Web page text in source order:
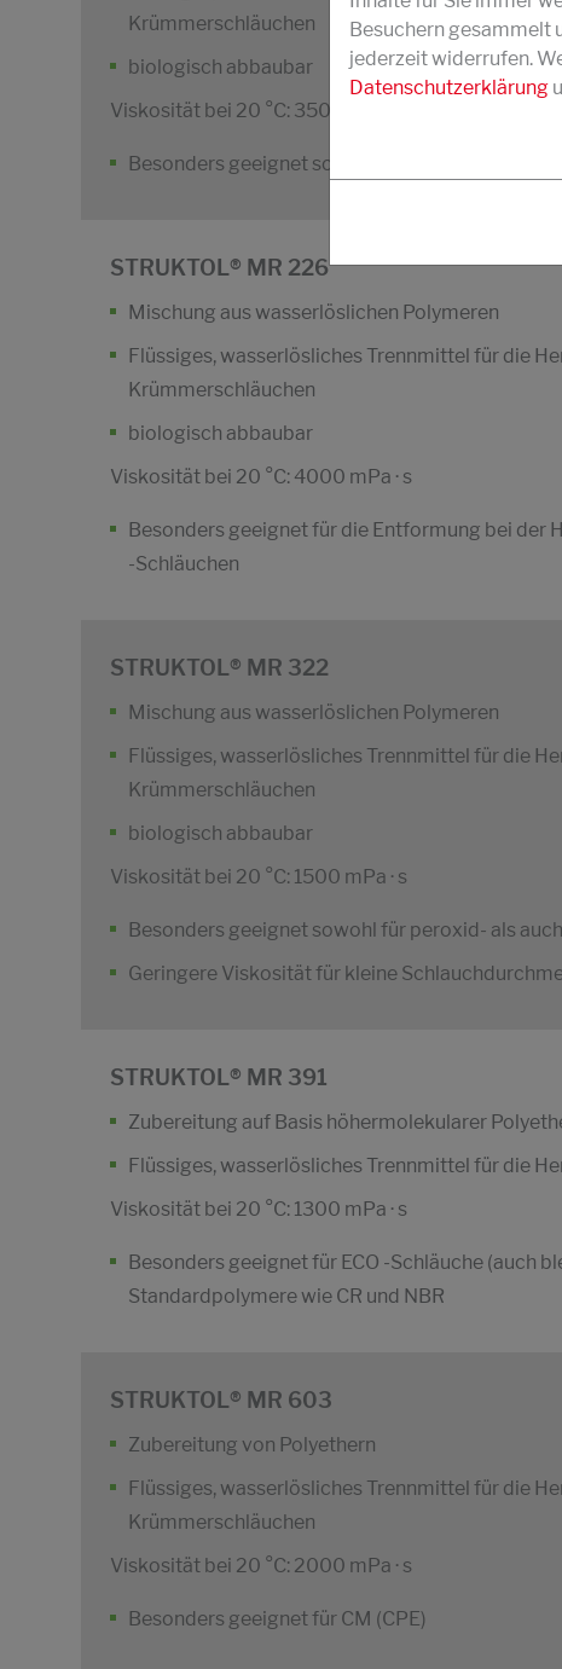
Krümmerschläuchen
biologisch abbaubar
Viskosität bei 20 °C: 3500 mPa · s
Besonders geeignet sowohl für peroxid- als
STRUKTOL® MR 226
Mischung aus wasserlöslichen Polymeren
Flüssiges, wasserlösliches Trennmittel für die
Krümmerschläuchen
biologisch abbaubar
Viskosität bei 20 °C: 4000 mPa · s
Besonders geeignet für die Entformung bei der
-Schläuchen
STRUKTOL® MR 322
Mischung aus wasserlöslichen Polymeren
Flüssiges, wasserlösliches Trennmittel für die
Krümmerschläuchen
biologisch abbaubar
Viskosität bei 20 °C: 1500 mPa · s
Besonders geeignet sowohl für peroxid- als
Geringere Viskosität für kleine
STRUKTOL® MR 391
Zubereitung auf Basis höhermolekularer
Flüssiges, wasserlösliches Trennmittel für die
Viskosität bei 20 °C: 1300 mPa · s
Besonders geeignet für ECO -Schläuche (auch
Standardpolymere wie CR und NBR
STRUKTOL® MR 603
Zubereitung von Polyethern
Flüssiges, wasserlösliches Trennmittel für die
Krümmerschläuchen
Viskosität bei 20 °C: 2000 mPa · s
Besonders geeignet für CM (CPE)
Besuchern gesammelt
jederzeit widerrufen.
Datenschutzerklärung